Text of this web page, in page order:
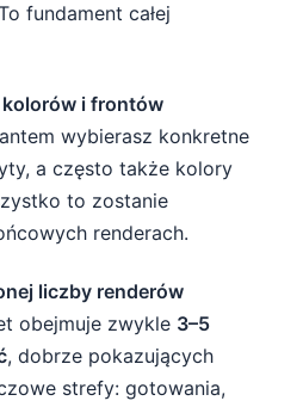
fundament całej
kolorów i frontów
wybierasz konkretne
a często także kolory
to zostanie
renderach.
liczby renderów
obejmuje zwykle 3–5
, dobrze pokazujących
strefy: gotowania,